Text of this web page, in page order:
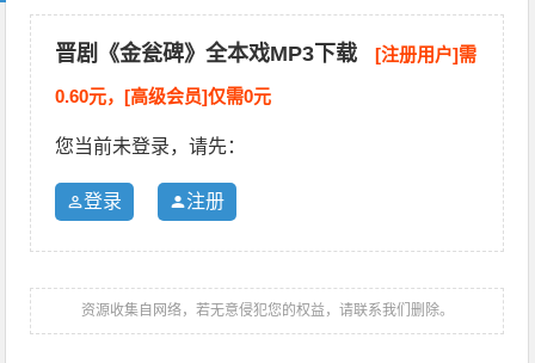
晋剧《金瓮碑》全本戏MP3下载 [注册用户]需
0.60元，[高级会员]仅需0元
您当前未登录，请先：
登录 注册
资源收集自网络，若无意侵犯您的权益，请联系我们删除。